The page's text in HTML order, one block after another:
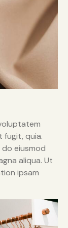
fugit, quia.
eiusmod
aliqua. Ut
ipsam